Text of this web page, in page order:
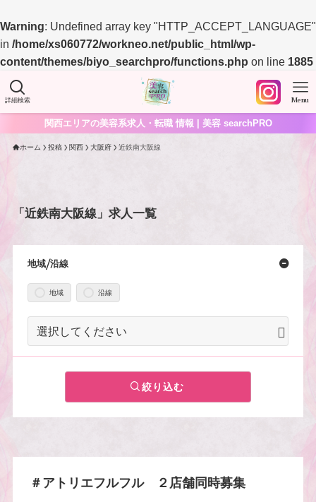
Warning: Undefined array key "HTTP_ACCEPT_LANGUAGE"
in /home/xs060772/workneo.net/public_html/wp-
content/themes/biyo_searchpro/functions.php on line 1885
詳細検索 Menu
関西エリアの美容系求人・転職 情報 | 美容 searchPRO
ホーム 投稿 関西 大阪府 近鉄南大阪線
「近鉄南大阪線」求人一覧
地域/沿線
地域 沿線
絞り込む
＃アトリエフルフル ２店舗同時募集